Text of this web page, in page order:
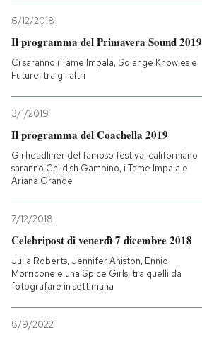
6/12/2018
Il programma del Primavera Sound 2019
Ci saranno i Tame Impala, Solange Knowles e
Future, tra gli altri
3/1/2019
Il programma del Coachella 2019
Gli headliner del famoso festival californiano
saranno Childish Gambino, i Tame Impala e
Ariana Grande
7/12/2018
Celebripost di venerdì 7 dicembre 2018
Julia Roberts, Jennifer Aniston, Ennio
Morricone e una Spice Girls, tra quelli da
fotografare in settimana
8/9/2022